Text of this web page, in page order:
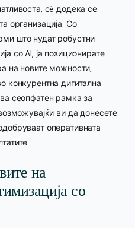
сè додека се
организација. Со
што нудат робустни
со AI, ја позиционирате
на новите можности,
конкурентна дигитална
сеопфатен рамка за
ви да донесете
оперативната
на
со